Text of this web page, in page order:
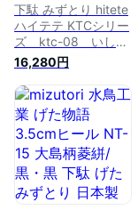
下駄 みずとり hitete
ハイテテ KTCシリー
ズ ktc-08 いしだ
たみ／黒・黒 | 水鳥
工業 レディース げ
た サンダル 痛くな
い 女性 日本製 国産
履きやすい下駄 浴衣
夏 洋服 着物 履物 可
愛い おしゃれ ファ
ッション カジュアル
mizutori 2019年 新
作
16,280円